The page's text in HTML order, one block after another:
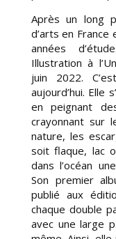
Après un long
d’arts en
années
Illustration à
juin 2022.
aujourd’hui. Elle
en peignant
crayonnant sur
nature, les
soit flaque, lac
dans l’océan
Son premier
publié aux
chaque double
avec une large